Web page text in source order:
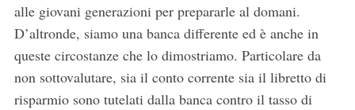
alle giovani generazioni per prepararle al domani.
D’altronde, siamo una banca differente ed è anche in
queste circostanze che lo dimostriamo. Particolare da
non sottovalutare, sia il conto corrente sia il libretto di
risparmio sono tutelati dalla banca contro il tasso di